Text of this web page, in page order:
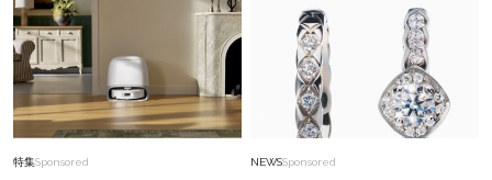
特集Sponsored NEWSSponsored